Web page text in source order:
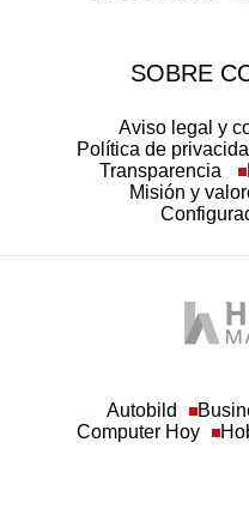
SOBRE
Aviso legal y
Política de
Transparencia
Misión y
Autobild
Computer Hoy